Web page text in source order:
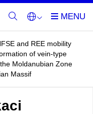
and REE mobility
of vein-type
Moldanubian Zone
Massif